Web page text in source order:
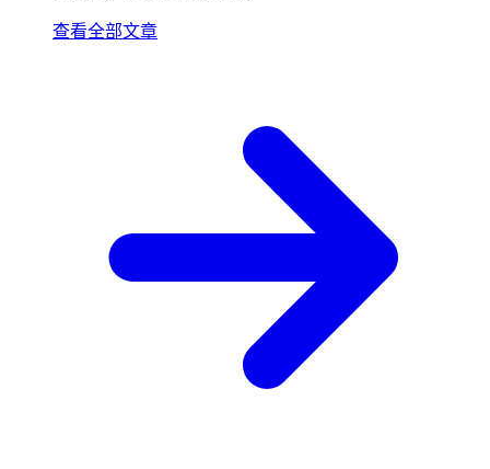
查看全部文章